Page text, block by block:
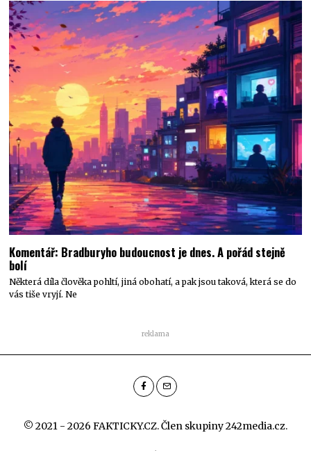
Komentář: Bradburyho budoucnost je dnes. A pořád stejně
bolí
Některá díla člověka pohltí, jiná obohatí, a pak jsou taková, která se do
vás tiše vryjí. Ne
reklama
© 2021 - 2026 FAKTICKY.CZ. Člen skupiny242media.cz.